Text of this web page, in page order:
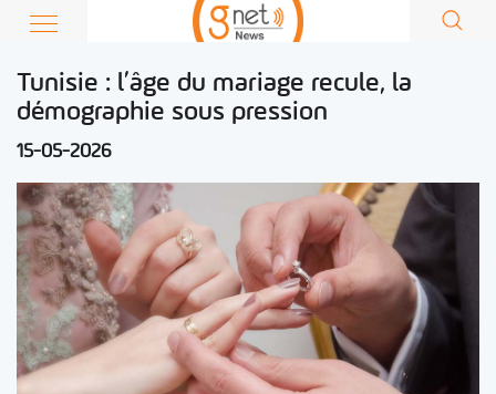
Tunisie : l’âge du mariage recule, la
démographie sous pression
15-05-2026